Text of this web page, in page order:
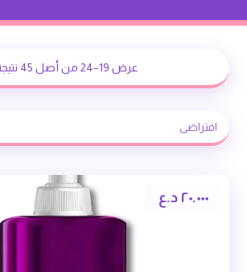
عرض 19–24 من أصل 45 نتيجة
٢٠.٠٠٠ د.ع